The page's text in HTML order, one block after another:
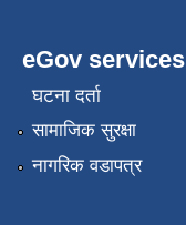
eGov services
घटना दर्ता
सामाजिक सुरक्षा
नागरिक वडापत्र